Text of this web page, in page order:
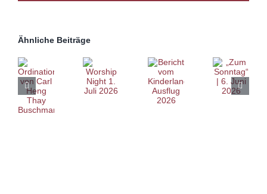
Ähnliche Beiträge